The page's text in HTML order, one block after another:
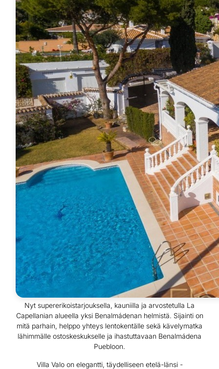
Nyt supererikoistarjouksella, kauniilla ja arvostetulla La
Capellanian alueella yksi Benalmádenan helmistä. Sijainti on
mitä parhain, helppo yhteys lentokentälle sekä kävelymatka
lähimmälle ostoskeskukselle ja ihastuttavaan Benalmádena
Puebloon.
Villa Valo on elegantti, täydelliseen etelä-länsi -